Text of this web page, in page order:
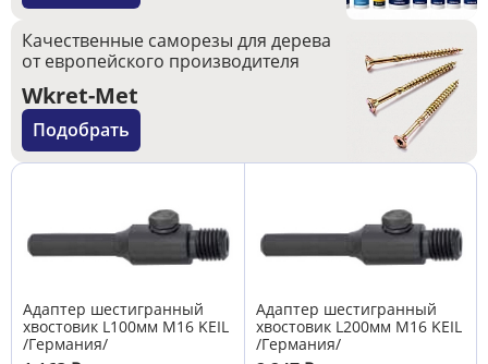
Качественные саморезы для дерева
от европейского производителя
Wkret-Met
Подобрать
Адаптер шестигранный
хвостовик L100мм М16 KEIL
/Германия/
Адаптер шестигранный
хвостовик L200мм М16 KEIL
/Германия/